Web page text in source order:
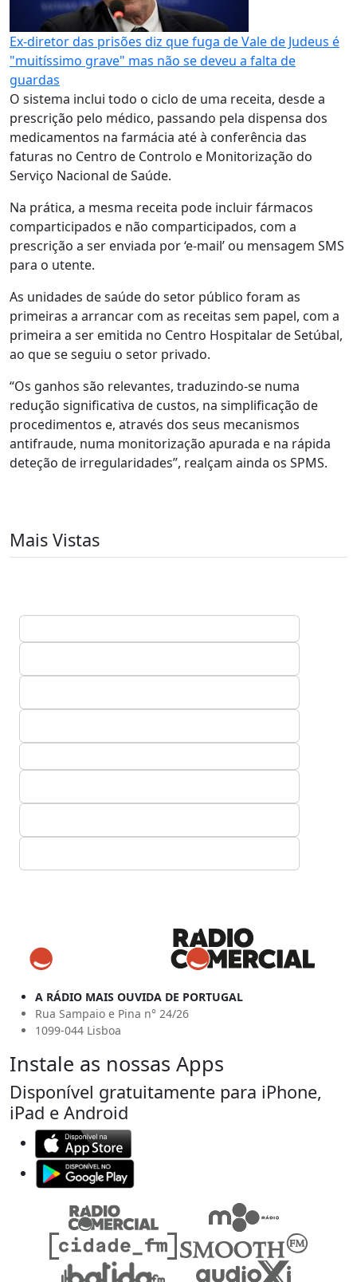
Ex-diretor das prisões diz que fuga de Vale de Judeus é
"muitíssimo grave" mas não se deveu a falta de
guardas
O sistema inclui todo o ciclo de uma receita, desde a
prescrição pelo médico, passando pela dispensa dos
medicamentos na farmácia até à conferência das
faturas no Centro de Controlo e Monitorização do
Serviço Nacional de Saúde.
Na prática, a mesma receita pode incluir fármacos
comparticipados e não comparticipados, com a
prescrição a ser enviada por ‘e-mail’ ou mensagem SMS
para o utente.
As unidades de saúde do setor público foram as
primeiras a arrancar com as receitas sem papel, com a
primeira a ser emitida no Centro Hospitalar de Setúbal,
ao que se seguiu o setor privado.
“Os ganhos são relevantes, traduzindo-se numa
redução significativa de custos, na simplificação de
procedimentos e, através dos seus mecanismos
antifraude, numa monitorização apurada e na rápida
deteção de irregularidades”, realçam ainda os SPMS.
Mais Vistas
A RÁDIO MAIS OUVIDA DE PORTUGAL
Rua Sampaio e Pina n° 24/26
1099-044 Lisboa
Instale as nossas Apps
Disponível gratuitamente para iPhone,
iPad e Android